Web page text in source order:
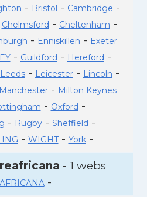
- Bristol - Cambridge -
Chelmsford - Cheltenham -
- Enniskillen - Exeter
- Guildford - Hereford -
Leeds- Leicester- Lincoln -
Manchester- Milton Keynes
- Oxford -
- Rugby- Sheffield -
- WIGHT- York-
- 1 webs
-